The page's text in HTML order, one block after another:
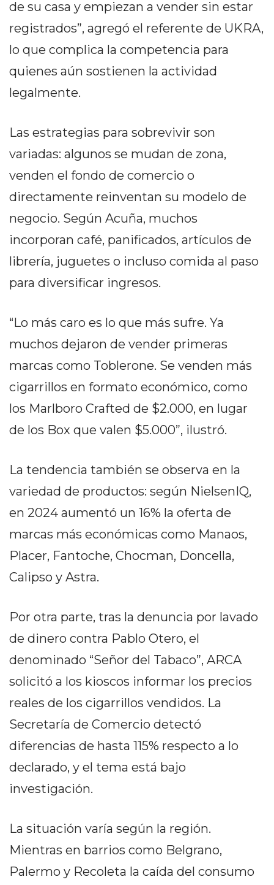
EN
NORTE
CLAVE
PERGAMINO
ROJAS
DE
ARRECIFES
NOTICIAS
DE
SALTO
ZÁRATE
DE
ZÁRATE
CAMPANA
EXALTACIÓN
DE
COLÓN
(BUENOS
AIRES)
MEJOR
GIMNASIO
DE
MEJORES
PRECIOS
DEPORTIVOS
EN
PERGAMINO
DEPORTIVOS
EN
PERGAMINO:
PRECIOS
WHEY
PROTEIN
de su casa y empiezan a vender sin estar
registrados”, agregó el referente de UKRA,
lo que complica la competencia para
quienes aún sostienen la actividad
legalmente.
Las estrategias para sobrevivir son
variadas: algunos se mudan de zona,
venden el fondo de comercio o
directamente reinventan su modelo de
negocio. Según Acuña, muchos
incorporan café, panificados, artículos de
librería, juguetes o incluso comida al paso
para diversificar ingresos.
“Lo más caro es lo que más sufre. Ya
muchos dejaron de vender primeras
marcas como Toblerone. Se venden más
cigarrillos en formato económico, como
los Marlboro Crafted de $2.000, en lugar
de los Box que valen $5.000”, ilustró.
La tendencia también se observa en la
variedad de productos: según NielsenIQ,
en 2024 aumentó un 16% la oferta de
marcas más económicas como Manaos,
Placer, Fantoche, Chocman, Doncella,
Calipso y Astra.
Por otra parte, tras la denuncia por lavado
de dinero contra Pablo Otero, el
denominado “Señor del Tabaco”, ARCA
solicitó a los kioscos informar los precios
reales de los cigarrillos vendidos. La
Secretaría de Comercio detectó
diferencias de hasta 115% respecto a lo
declarado, y el tema está bajo
investigación.
La situación varía según la región.
Mientras en barrios como Belgrano,
Palermo y Recoleta la caída del consumo